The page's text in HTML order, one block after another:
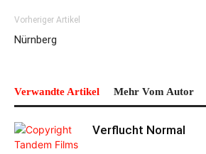
Vorheriger Artikel
Nürnberg
Verwandte Artikel Mehr Vom Autor
Verflucht Normal